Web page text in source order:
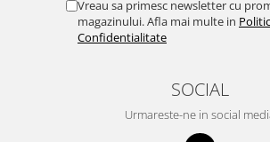
Vreau sa primesc newsletter cu
magazinului. Afla mai multe in
Confidentialitate
SOCIAL
Urmareste-ne in social